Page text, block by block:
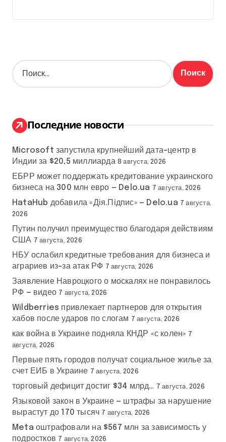
Н
а
:
Последние новости
Microsoft запустила крупнейший дата-центр в
Индии за $20,5 миллиарда 8 августа, 2026
ЕБРР может поддержать кредитование украинского
бизнеса на 300 млн евро — Delo.ua 7 августа, 2026
HataHub добавила «Дія.Підпис» — Delo.ua 7 августа,
2026
Путин получил преимущество благодаря действиям
США 7 августа, 2026
НБУ ослабил кредитные требования для бизнеса и
аграриев из-за атак РФ 7 августа, 2026
Заявление Навроцкого о москалях не понравилось
РФ — видео 7 августа, 2026
Wildberries привлекает партнеров для открытия
хабов после ударов по слогам 7 августа, 2026
как война в Украине подняла КНДР «с колен» 7
августа, 2026
Первые пять городов получат социальное жилье за
счет ЕИБ в Украине 7 августа, 2026
торговый дефицит достиг $34 млрд… 7 августа, 2026
Языковой закон в Украине — штрафы за нарушение
вырастут до 170 тысяч 7 августа, 2026
Meta оштрафовали на $567 млн за зависимость у
подростков 7 августа, 2026